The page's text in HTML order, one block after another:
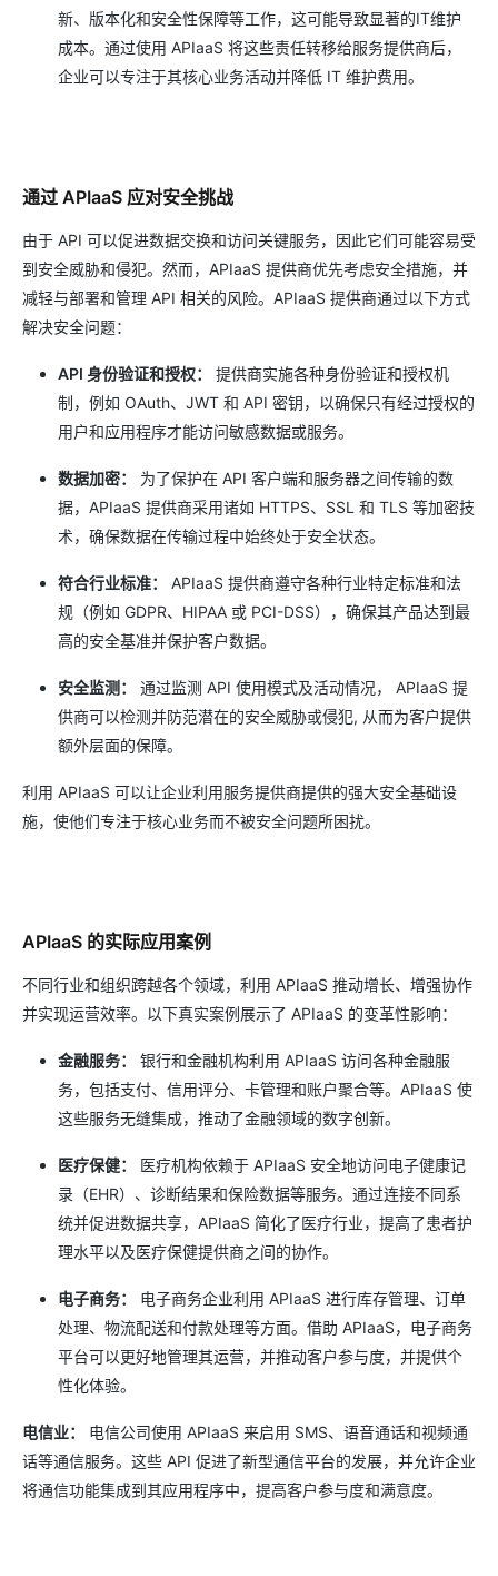
新、版本化和安全性保障等工作，这可能导致显著的IT维护
成本。通过使用 APIaaS 将这些责任转移给服务提供商后，
企业可以专注于其核心业务活动并降低 IT 维护费用。
通过 APIaaS 应对安全挑战
由于 API 可以促进数据交换和访问关键服务，因此它们可能容易受
到安全威胁和侵犯。然而，APIaaS 提供商优先考虑安全措施，并
减轻与部署和管理 API 相关的风险。APIaaS 提供商通过以下方式
解决安全问题：
API 身份验证和授权：
提供商实施各种身份验证和授权机
制，例如 OAuth、JWT 和 API 密钥，以确保只有经过授权的
用户和应用程序才能访问敏感数据或服务。
数据加密：
为了保护在 API 客户端和服务器之间传输的数
据，APIaaS 提供商采用诸如 HTTPS、SSL 和 TLS 等加密技
术，确保数据在传输过程中始终处于安全状态。
符合行业标准：
APIaaS 提供商遵守各种行业特定标准和法
规（例如 GDPR、HIPAA 或 PCI-DSS），确保其产品达到最
高的安全基准并保护客户数据。
安全监测：
通过监测 API 使用模式及活动情况， APIaaS 提
供商可以检测并防范潜在的安全威胁或侵犯, 从而为客户提供
额外层面的保障。
利用 APIaaS 可以让企业利用服务提供商提供的强大安全基础设
施，使他们专注于核心业务而不被安全问题所困扰。
APIaaS 的实际应用案例
不同行业和组织跨越各个领域，利用 APIaaS 推动增长、增强协作
并实现运营效率。以下真实案例展示了 APIaaS 的变革性影响：
金融服务：
银行和金融机构利用 APIaaS 访问各种金融服
务，包括支付、信用评分、卡管理和账户聚合等。APIaaS 使
这些服务无缝集成，推动了金融领域的数字创新。
医疗保健：
医疗机构依赖于 APIaaS 安全地访问电子健康记
录（EHR）、诊断结果和保险数据等服务。通过连接不同系
统并促进数据共享，APIaaS 简化了医疗行业，提高了患者护
理水平以及医疗保健提供商之间的协作。
电子商务：
电子商务企业利用 APIaaS 进行库存管理、订单
处理、物流配送和付款处理等方面。借助 APIaaS，电子商务
平台可以更好地管理其运营，并推动客户参与度，并提供个
性化体验。
电信业：
电信公司使用 APIaaS 来启用 SMS、语音通话和视频通
话等通信服务。这些 API 促进了新型通信平台的发展，并允许企业
将通信功能集成到其应用程序中，提高客户参与度和满意度。